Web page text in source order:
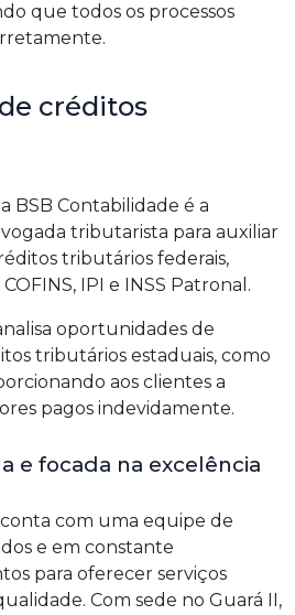
que todos os processos
créditos
BSB Contabilidade é a
tributarista para auxiliar
tributários federais,
COFINS, IPI e INSS Patronal.
oportunidades de
tributários estaduais, como
aos clientes a
pagos indevidamente.
e focada na excelência
com uma equipe de
e em constante
para oferecer serviços
Com sede no Guará II,